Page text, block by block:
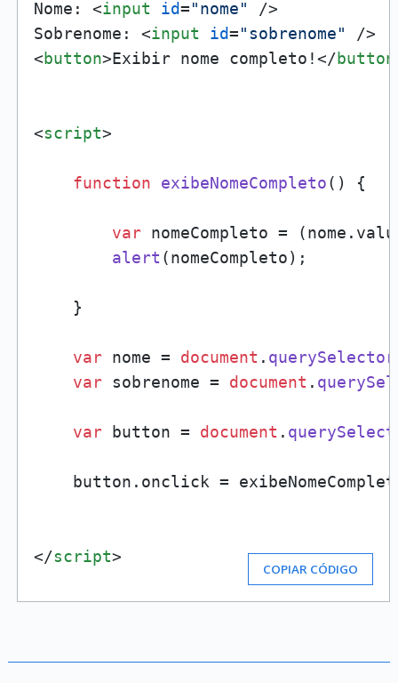
Nome: <input id="nome"
/>
Sobrenome: <input id="sobrenome"
/>
<button>Exibir nome completo!</button
<script>
function exibeNomeCompleto( ) {
var nomeCompleto = (nome.
alert (nomeCompleto);
    }
var nome = document . querySelector
var sobrenome = document .
var button = document .
    button.
onclick =
</script>
COPIAR CÓDIGO